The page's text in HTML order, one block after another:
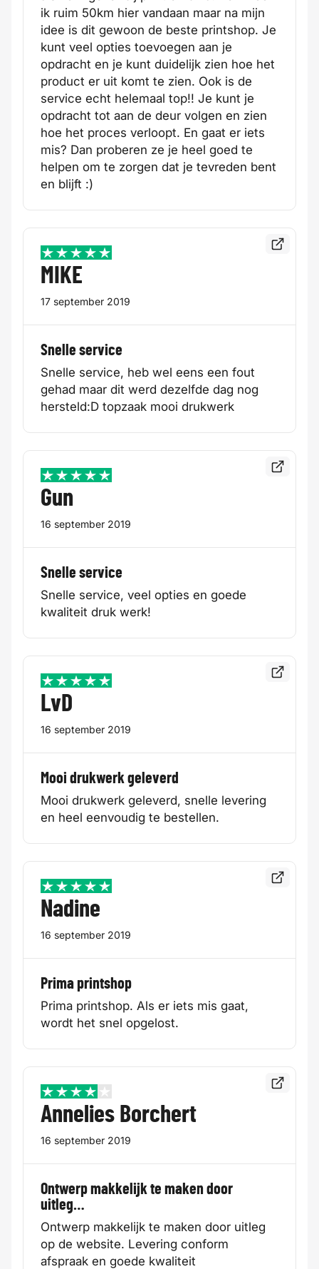
ik ruim 50km hier vandaan maar na mijn
idee is dit gewoon de beste printshop. Je
kunt veel opties toevoegen aan je
opdracht en je kunt duidelijk zien hoe het
product er uit komt te zien. Ook is de
service echt helemaal top!! Je kunt je
opdracht tot aan de deur volgen en zien
hoe het proces verloopt. En gaat er iets
mis? Dan proberen ze je heel goed te
helpen om te zorgen dat je tevreden bent
en blijft :)
5 / 5
MIKE
17 september 2019
Snelle service
Snelle service, heb wel eens een fout
gehad maar dit werd dezelfde dag nog
hersteld:D topzaak mooi drukwerk
Bekijk
5 / 5
Gun
16 september 2019
Snelle service
Snelle service, veel opties en goede
kwaliteit druk werk!
Bekijk
5 / 5
LvD
16 september 2019
Mooi drukwerk geleverd
Mooi drukwerk geleverd, snelle levering
en heel eenvoudig te bestellen.
Bekijk
5 / 5
Nadine
16 september 2019
Prima printshop
Prima printshop. Als er iets mis gaat,
wordt het snel opgelost.
Bekijk
4 / 5
Annelies Borchert
16 september 2019
Ontwerp makkelijk te maken door
uitleg…
Ontwerp makkelijk te maken door uitleg
op de website. Levering conform
afspraak en goede kwaliteit
Bekijk